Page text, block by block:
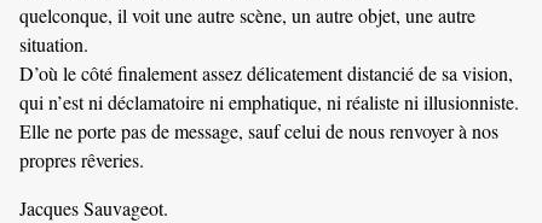
quelconque, il voit une autre scène, un autre objet, une autre
situation.
D’où le côté finalement assez délicatement distancié de sa vision,
qui n’est ni déclamatoire ni emphatique, ni réaliste ni illusionniste.
Elle ne porte pas de message, sauf celui de nous renvoyer à nos
propres rêveries.
Jacques Sauvageot.